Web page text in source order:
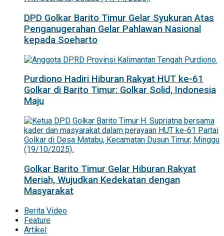
DPD Golkar Barito Timur Gelar Syukuran Atas
Penganugerahan Gelar Pahlawan Nasional
kepada Soeharto
Purdiono Hadiri Hiburan Rakyat HUT ke-61
Golkar di Barito Timur: Golkar Solid, Indonesia
Maju
Golkar Barito Timur Gelar Hiburan Rakyat
Meriah, Wujudkan Kedekatan dengan
Masyarakat
Berita Video
Feature
Artikel